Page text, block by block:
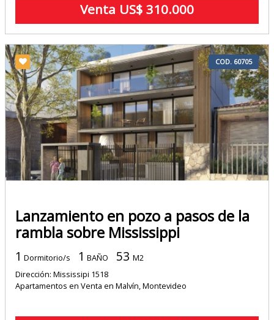
Venta US$ 310.000
COD. 60705
Lanzamiento en pozo a pasos de la
rambla sobre Mississippi
1 Dormitorio/s 1 BAÑO 53 M2
Dirección: Mississipi 1518
Apartamentos en Venta en Malvín, Montevideo